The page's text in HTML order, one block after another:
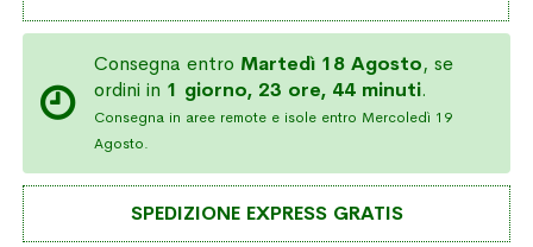
Consegna entro Martedì 18 Agosto, se
ordini in 1 giorno, 23 ore, 44 minuti.
Consegna in aree remote e isole entro Mercoledì 19
Agosto.
SPEDIZIONE EXPRESS GRATIS